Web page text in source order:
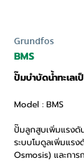
Grundfos
BMS
ปั๊มบำบัดน้ำทะเลเ
Model : BMS
ปั๊มลูกสูบเพิ่มแรงดั
ระบบโมดูลเพิ่มแรง
Osmosis) และกา